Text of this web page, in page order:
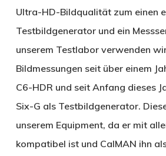
Ultra-HD-Bildqualität zum einen
Testbildgenerator und ein
unserem Testlabor verwenden
Bildmessungen seit über einem
C6-HDR und seit Anfang dieses
Six-G als Testbildgenerator.
unserem Equipment, da er mit
kompatibel ist und CalMAN ihn